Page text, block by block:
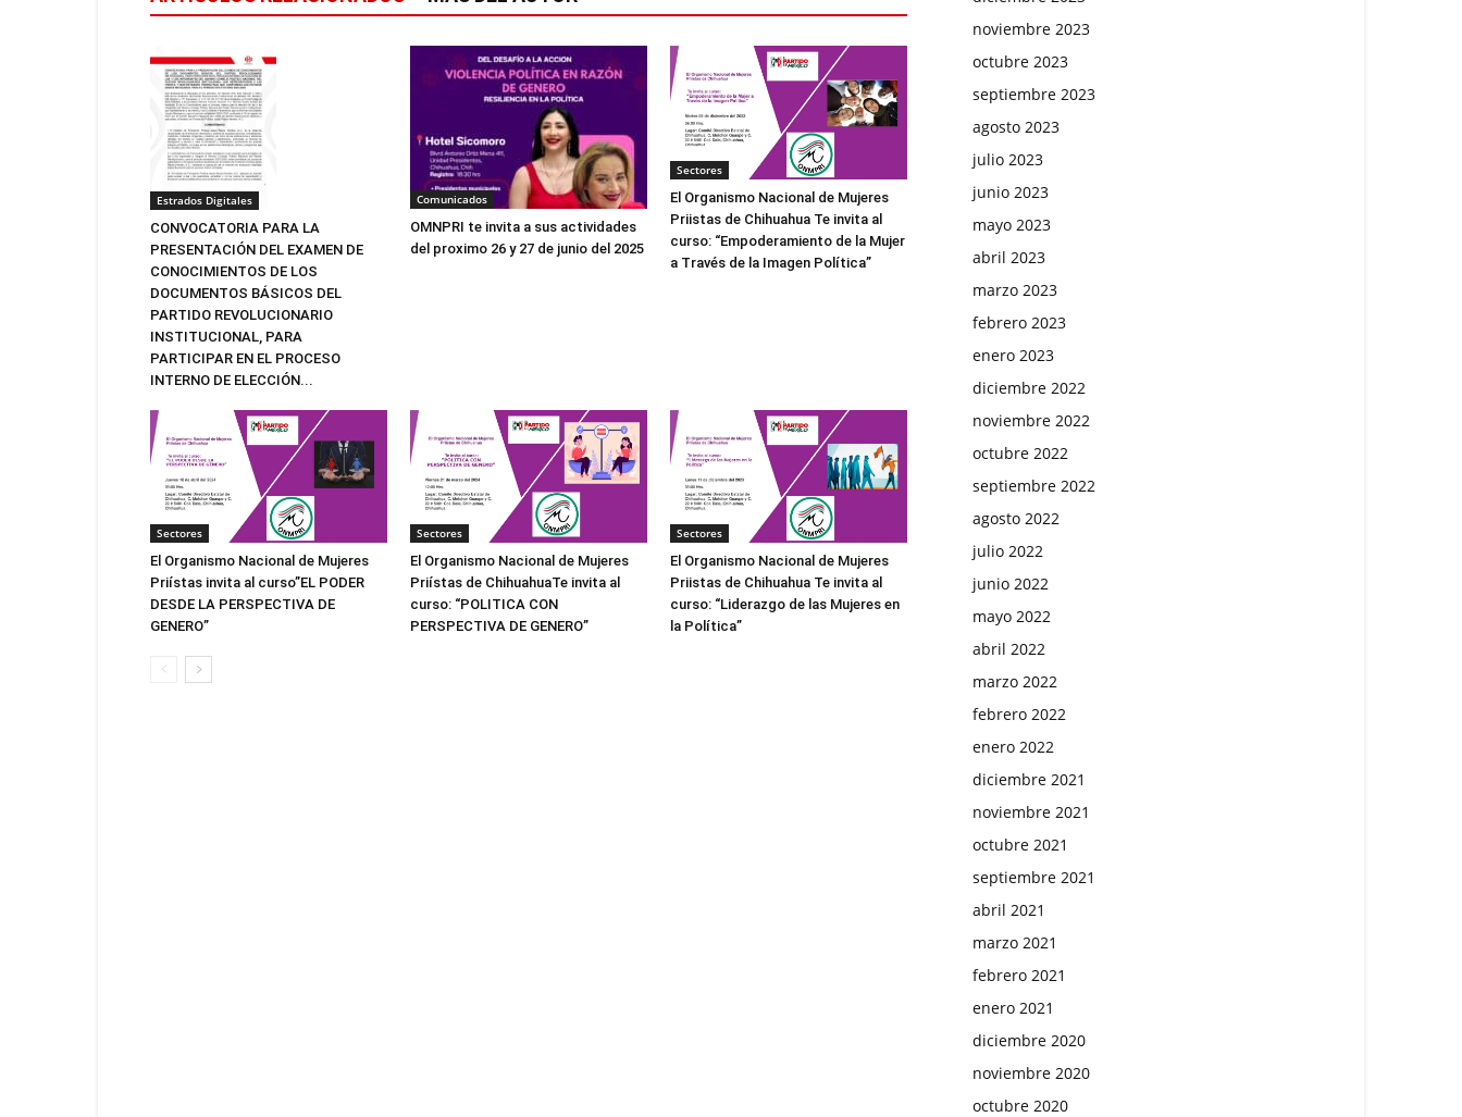
Estrados Digitales
CONVOCATORIA PARA LA
PRESENTACIÓN DEL EXAMEN DE
CONOCIMIENTOS DE LOS
DOCUMENTOS BÁSICOS DEL
PARTIDO REVOLUCIONARIO
INSTITUCIONAL, PARA
PARTICIPAR EN EL PROCESO
INTERNO DE ELECCIÓN...
Comunicados
OMNPRI te invita a sus actividades
del proximo 26 y 27 de junio del 2025
Sectores
El Organismo Nacional de Mujeres
Priistas de Chihuahua Te invita al
curso: “Empoderamiento de la Mujer
a Través de la Imagen Política”
Sectores
El Organismo Nacional de Mujeres
Priístas invita al curso”EL PODER
DESDE LA PERSPECTIVA DE
GENERO”
Sectores
El Organismo Nacional de Mujeres
Priístas de ChihuahuaTe invita al
curso: “POLITICA CON
PERSPECTIVA DE GENERO”
Sectores
El Organismo Nacional de Mujeres
Priistas de Chihuahua Te invita al
curso: “Liderazgo de las Mujeres en
la Política”
noviembre 2023
octubre 2023
septiembre 2023
agosto 2023
julio 2023
junio 2023
mayo 2023
abril 2023
marzo 2023
febrero 2023
enero 2023
diciembre 2022
noviembre 2022
octubre 2022
septiembre 2022
agosto 2022
julio 2022
junio 2022
mayo 2022
abril 2022
marzo 2022
febrero 2022
enero 2022
diciembre 2021
noviembre 2021
octubre 2021
septiembre 2021
abril 2021
marzo 2021
febrero 2021
enero 2021
diciembre 2020
noviembre 2020
octubre 2020